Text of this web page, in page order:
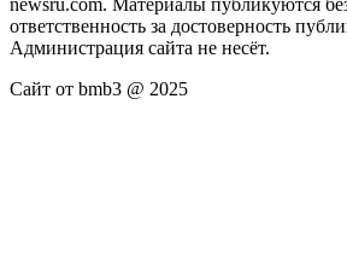
ответственность за достоверность
Администрация сайта не несёт.
Сайт от bmb3 @ 2025